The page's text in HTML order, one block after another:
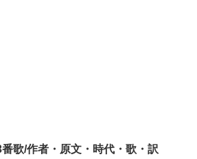
歌/作者・原文・時代・歌・訳